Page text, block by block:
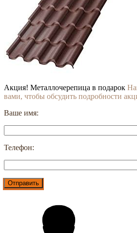
Акция! Металлочерепица в подарок
вами, чтобы обсудить подробности
Ваше имя:
Телефон: